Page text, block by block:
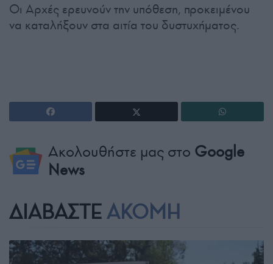
Οι Αρχές ερευνούν την υπόθεση, προκειμένου
να καταλήξουν στα αιτία του δυστυχήματος.
Ακολουθήστε μας στο Google
News
ΔΙΑΒΑΣΤΕ ΑΚΟΜΗ